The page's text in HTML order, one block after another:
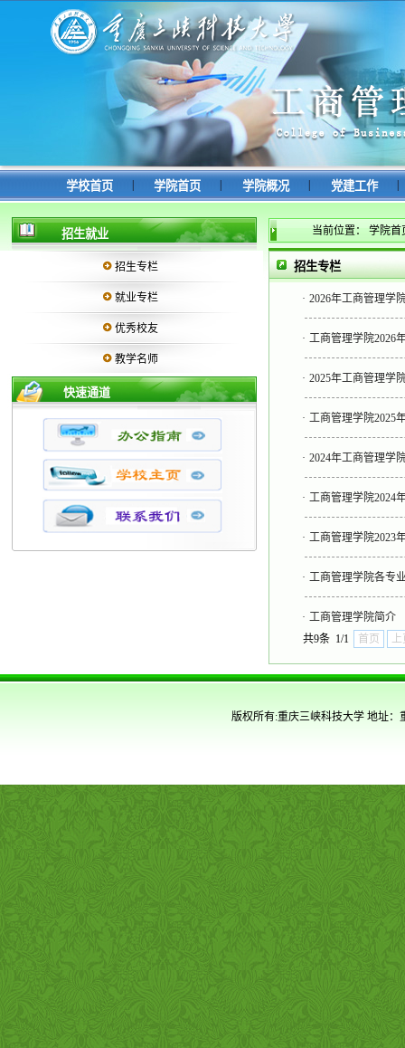
学校首页 学院首页 学院概况 党建工作
招生就业
招生专栏
就业专栏
优秀校友
教学名师
快速通道
当前位置： 学院首
招生专栏
· 2026年工商管理学
· 工商管理学院2026
· 2025年工商管理学
· 工商管理学院2025
· 2024年工商管理学
· 工商管理学院2024
· 工商管理学院2023
· 工商管理学院各专
· 工商管理学院简介
共9条 1/1
首页 上
版权所有:重庆三峡科技大学 地址